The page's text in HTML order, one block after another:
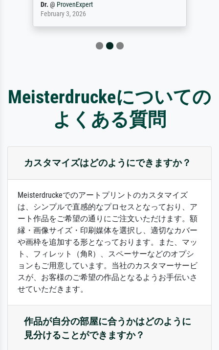
Dr. @ ProvenExpert
February 3, 2026
Meisterdruckeについての
よくある質問
カスタマイズはどのようにできますか？
Meisterdruckeでのアートプリントのカスタマイズ
は、シンプルで直感的なプロセスとなっており、ア
ート作品をご希望の通りにご注文いただけます。額
縁・画像サイズ・印刷媒体を選択し、適切なカバー
や画枠を追加する形となっております。また、マッ
ト、フィレット（角R）、スペーサーなどのオプシ
ョンもご用意しています。当社のカスタマーサービ
スが、お客様のご希望の作品となるようお手伝いさ
せていただきます。
作品が自分の部屋に合うかはどのように
見分けることができますか？